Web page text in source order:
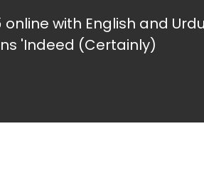
'Indeed (Certainly)